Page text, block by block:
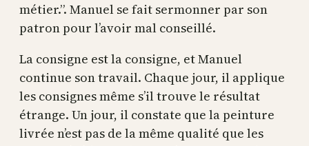
métier.”. Manuel se fait sermonner par son
patron pour l’avoir mal conseillé.
La consigne est la consigne, et Manuel
continue son travail. Chaque jour, il applique
les consignes même s’il trouve le résultat
étrange. Un jour, il constate que la peinture
livrée n’est pas de la même qualité que les